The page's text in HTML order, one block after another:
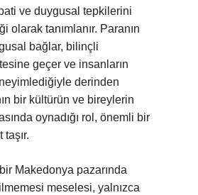
ve duygusal tepkilerini
olarak tanımlanır. Paranın
bağlar, bilinçli
geçer ve insanların
derinden
bir kültürün ve bireylerin
oynadığı rol, önemli bir
bir Makedonya pazarında
meselesi, yalnızca